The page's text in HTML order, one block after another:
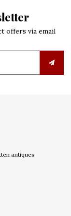
offers via email
antiques